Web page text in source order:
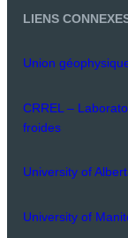
LIENS
Union
CRREL –
froides
University of
University of